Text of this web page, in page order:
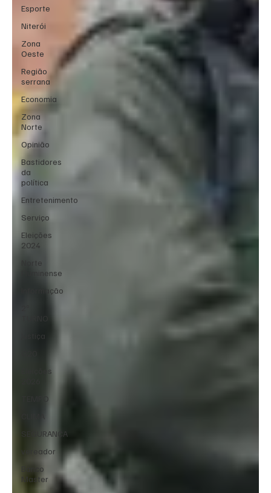
Esporte
Niterói
Zona
Oeste
Região
serrana
Economia
Zona
Norte
Opinião
Bastidores
da
política
Entretenimento
Serviço
Eleições
2024
Norte
Fluminense
Informação
Justiça
Eleições
TEMPO
SEGURANÇA
vereador
Banco
Master